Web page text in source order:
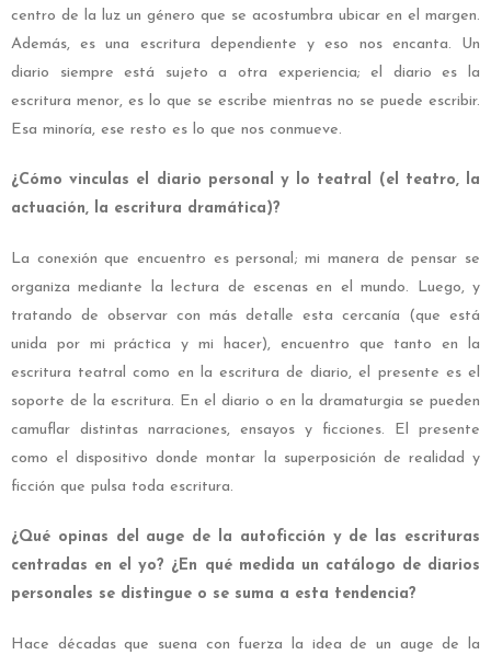
centro de la luz un género que se acostumbra ubicar en el margen.
Además, es una escritura dependiente y eso nos encanta. Un
diario siempre está sujeto a otra experiencia; el diario es la
escritura menor, es lo que se escribe mientras no se puede escribir.
Esa minoría, ese resto es lo que nos conmueve.
¿Cómo vinculas el diario personal y lo teatral (el teatro, la
actuación, la escritura dramática)?
La conexión que encuentro es personal; mi manera de pensar se
organiza mediante la lectura de escenas en el mundo. Luego, y
tratando de observar con más detalle esta cercanía (que está
unida por mi práctica y mi hacer), encuentro que tanto en la
escritura teatral como en la escritura de diario, el presente es el
soporte de la escritura. En el diario o en la dramaturgia se pueden
camuflar distintas narraciones, ensayos y ficciones. El presente
como el dispositivo donde montar la superposición de realidad y
ficción que pulsa toda escritura.
¿Qué opinas del auge de la autoficción y de las escrituras
centradas en el yo? ¿En qué medida un catálogo de diarios
personales se distingue o se suma a esta tendencia?
Hace décadas que suena con fuerza la idea de un auge de la